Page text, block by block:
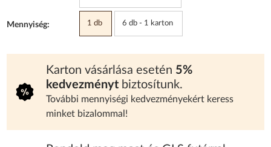
Mennyiség: 1 db 6 db - 1 karton
Karton vásárlása esetén 5%
kedvezményt biztosítunk.
További mennyiségi kedvezményekért keress
minket bizalommal!